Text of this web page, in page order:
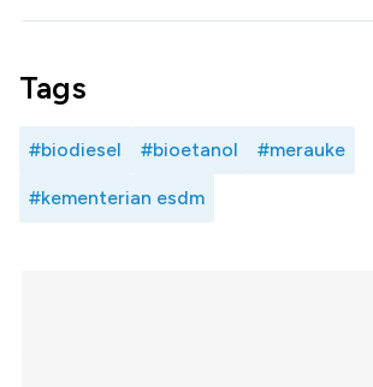
Tags
#biodiesel #bioetanol #merauke
#kementerian esdm